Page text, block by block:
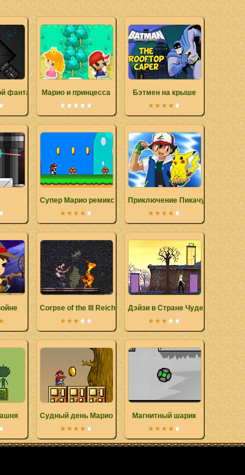
фантастикиМарио и принцесса Бэтмен на крыше
Супер Марио ремикс Приключение Пикачу
Corpse of the III Reich Дэйзи в Стране Чудес
Судный день Марио Магнитный шарик